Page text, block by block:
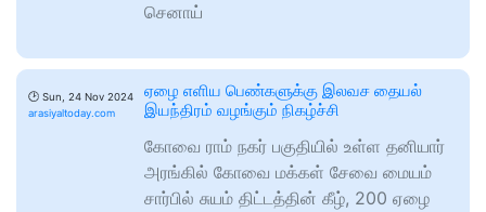
செனாய்
🕑 Sun, 24 Nov 2024
arasiyaltoday.com
ஏழை எளிய பெண்களுக்கு இலவச தையல்
இயந்திரம் வழங்கும் நிகழ்ச்சி
கோவை ராம் நகர் பகுதியில் உள்ள தனியார்
அரங்கில் கோவை மக்கள் சேவை மையம்
சார்பில் சுயம் திட்டத்தின் கீழ், 200 ஏழை